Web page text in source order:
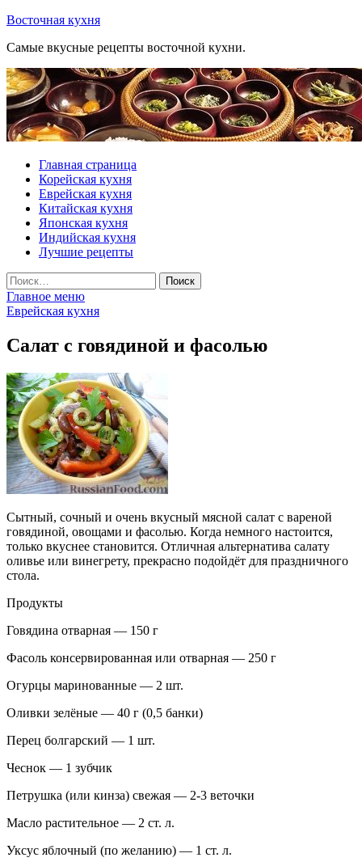
Перейти
содержимому
Восточная кухня
Самые вкусные рецепты восточной кухни.
Главная страница
Корейская кухня
Еврейская кухня
Китайская кухня
Японская кухня
Индийская кухня
Лучшие рецепты
Найти:
Главное меню
Еврейская кухня
Салат с говядиной и фасолью
Сытный, сочный и очень вкусный мясной салат с вареной
говядиной, овощами и фасолью. Когда немного настоится,
только вкуснее становится. Отличная альтернатива салату
оливье или винегрету, прекрасно подойдёт для праздничного
стола.
Продукты
Говядина отварная — 150 г
Фасоль консервированная или отварная — 250 г
Огурцы маринованные — 2 шт.
Оливки зелёные — 40 г (0,5 банки)
Перец болгарский — 1 шт.
Чеснок — 1 зубчик
Петрушка (или кинза) свежая — 2-3 веточки
Масло растительное — 2 ст. л.
Уксус яблочный (по желанию) — 1 ст. л.